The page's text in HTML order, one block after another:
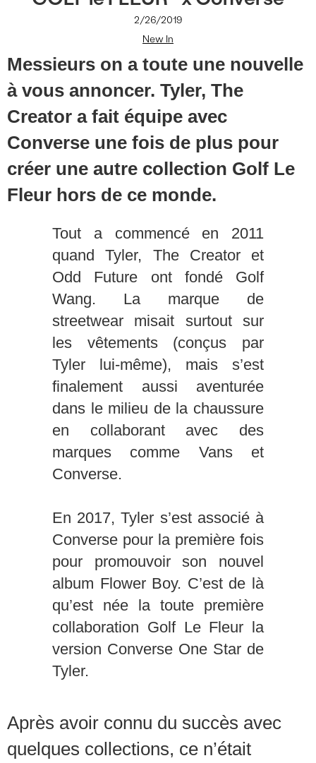
2/26/2019
New In
Messieurs on a toute une nouvelle
à vous annoncer. Tyler, The
Creator a fait équipe avec
Converse une fois de plus pour
créer une autre collection Golf Le
Fleur hors de ce monde.
Tout a commencé en 2011
quand Tyler, The Creator et
Odd Future ont fondé Golf
Wang. La marque de
streetwear misait surtout sur
les vêtements (conçus par
Tyler lui-même), mais s’est
finalement aussi aventurée
dans le milieu de la chaussure
en collaborant avec des
marques comme Vans et
Converse.
En 2017, Tyler s’est associé à
Converse pour la première fois
pour promouvoir son nouvel
album Flower Boy. C’est de là
qu’est née la toute première
collaboration Golf Le Fleur la
version Converse One Star de
Tyler.
Après avoir connu du succès avec
quelques collections, ce n’était